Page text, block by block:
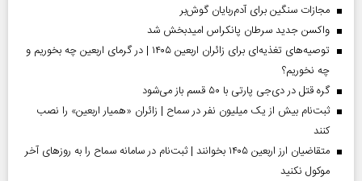
مجازات سنگین برای آدم‌ربایان گوش‌بر
واکسن جدید سرطان پانکراس امیدبخش شد
توصیه‌های تغذیه‌ای برای زائران اربعین ۱۴۰۵ | در گرمای اربعین چه بخوریم و
چه نخوریم؟
گره قتل در دی‌جی پارتی با ۵۰ قسم باز می‌شود
ثبت‌نام بیش از یک میلیون نفر در سماح | زائران «همیار اربعین» را نصب
کنند
متقاضیان ارز اربعین ۱۴۰۵ بخوانند | ثبت‌نام در سامانه سماح را به روز‌های آخر
موکول نکنید